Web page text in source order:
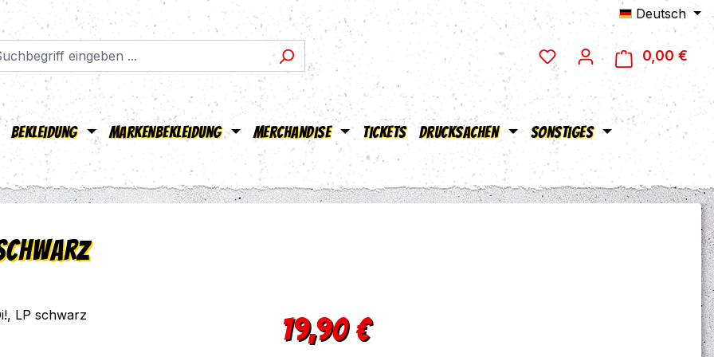
Deutsch
0,00 €
Bekleidung Markenbekleidung Merchandise Tickets Drucksachen Sonstiges
Regulärer Preis:
19,90 €